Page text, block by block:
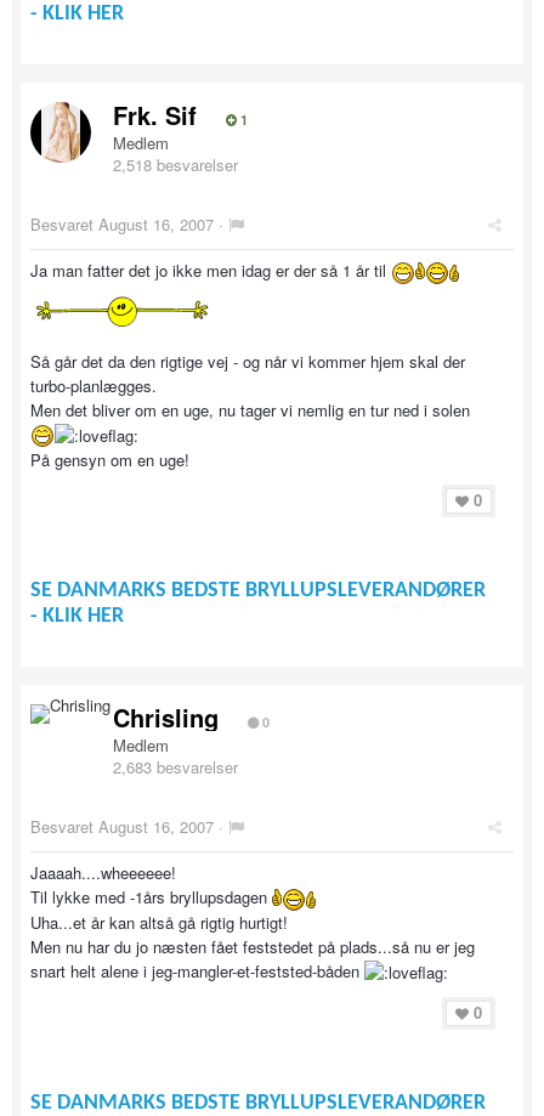
- KLIK HER
Frk. Sif 1
Medlem
2,518 besvarelser
Besvaret August 16, 2007 ·
Ja man fatter det jo ikke men idag er der så 1 år til
Så går det da den rigtige vej - og når vi kommer hjem skal der
turbo-planlægges.
Men det bliver om en uge, nu tager vi nemlig en tur ned i solen
På gensyn om en uge!
0
SE DANMARKS BEDSTE BRYLLUPSLEVERANDØRER
- KLIK HER
Chrisling 0
Medlem
2,683 besvarelser
Besvaret August 16, 2007 ·
Jaaaah....wheeeeee!
Til lykke med -1års bryllupsdagen
Uha...et år kan altså gå rigtig hurtigt!
Men nu har du jo næsten fået feststedet på plads...så nu er jeg
snart helt alene i jeg-mangler-et-feststed-båden
0
SE DANMARKS BEDSTE BRYLLUPSLEVERANDØRER